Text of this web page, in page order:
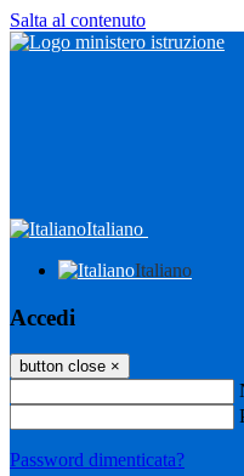
Salta al contenuto
Italiano
Italiano
Accedi
button close ×
Password dimenticata?